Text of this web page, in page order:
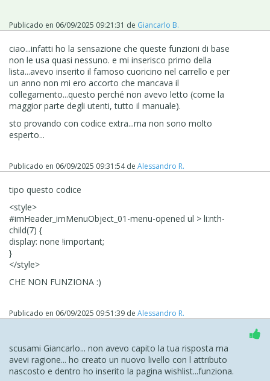
Publicado en 06/09/2025 09:21:31 de Giancarlo B.
ciao...infatti ho la sensazione che queste funzioni di base
non le usa quasi nessuno. e mi inserisco primo della
lista...avevo inserito il famoso cuoricino nel carrello e per
un anno non mi ero accorto che mancava il
collegamento...questo perché non avevo letto (come la
maggior parte degli utenti, tutto il manuale).
sto provando con codice extra...ma non sono molto
esperto...
Publicado en 06/09/2025 09:31:54de Alessandro R.
tipo questo codice
<style>
#imHeader_imMenuObject_01-menu-opened ul > li:nth-
child(7) {
display: none !important;
}
</style>
CHE NON FUNZIONA :)
Publicado en 06/09/2025 09:51:39 de Alessandro R.
scusami Giancarlo... non avevo capito la tua risposta ma
avevi ragione... ho creato un nuovo livello con l attributo
nascosto e dentro ho inserito la pagina wishlist...funziona.